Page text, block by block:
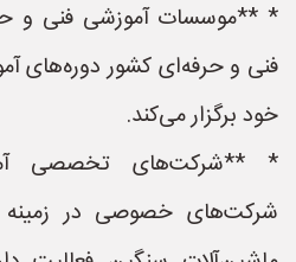
* **موسسات آموزشی فنی و
فنی و حرفه‌ای کشور دوره‌های
خود برگزار می‌کند.
* **شرکت‌های تخصصی
شرکت‌های خصوصی در زمینه